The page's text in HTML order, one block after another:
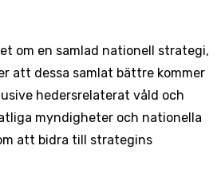
om en samlad nationell strategi,
att dessa samlat bättre kommer
hedersrelaterat våld och
myndigheter och nationella
att bidra till strategins